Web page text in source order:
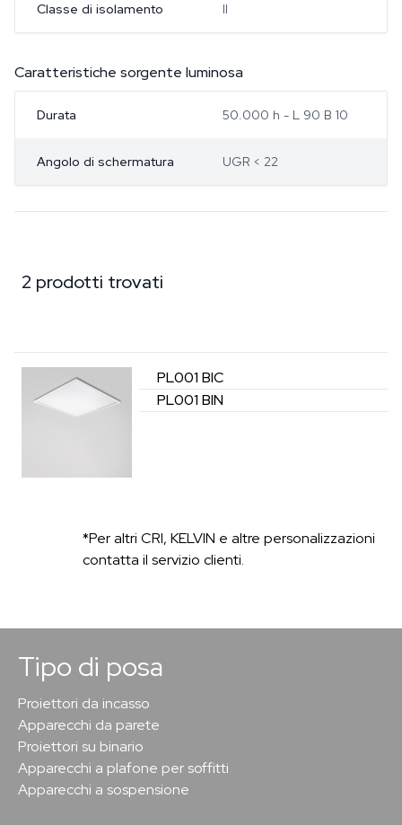
Classe di isolamento II
Caratteristiche sorgente luminosa
Durata 50.000 h - L 90 B 10
Angolo di schermatura UGR < 22
2 prodotti trovati
PL001BIC
PL001BIN
*Per altri CRI, KELVIN e altre personalizzazioni
contatta il servizio clienti.
Tipo di posa
Proiettori da incasso
Apparecchi da parete
Proiettori su binario
Apparecchi a plafone per soffitti
Apparecchi a sospensione